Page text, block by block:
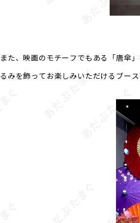
また、映画のモチーフでもある「唐傘
るみを飾ってお楽しみいただけるブー